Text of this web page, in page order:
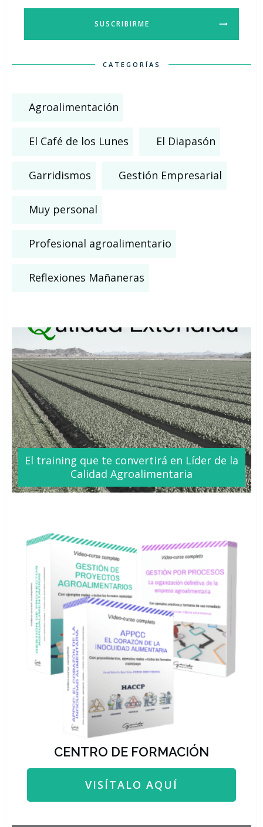
SUSCRIBIRME
CATEGORÍAS
Agroalimentación
El Café de los Lunes El Diapasón
Garridismos Gestión Empresarial
Muy personal
Profesional agroalimentario
Reflexiones Mañaneras
El training que te convertirá en Líder de la
Calidad Agroalimentaria
CENTRO DE FORMACIÓN
VISÍTALO AQUÍ